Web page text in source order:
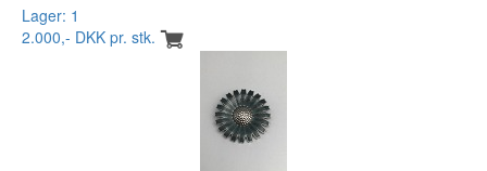
Lager: 1
2.000,- DKK pr. stk.